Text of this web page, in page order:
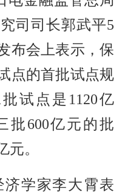
司司长郭武平5
布会上表示，保
点的首批试点规
试点是1120亿
批600亿元的批
元。
学家李大霄表